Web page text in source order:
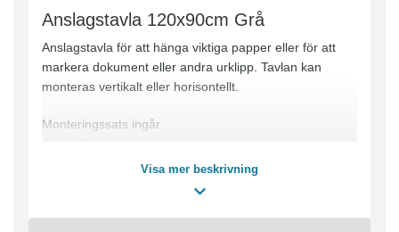
Anslagstavla 120x90cm Grå
Anslagstavla för att hänga viktiga papper eller för att
markera dokument eller andra urklipp. Tavlan kan
monteras vertikalt eller horisontellt.
Monteringssats ingår
Ram: Ram i aluminium
Mått: 120x90 cm
Visa mer beskrivning